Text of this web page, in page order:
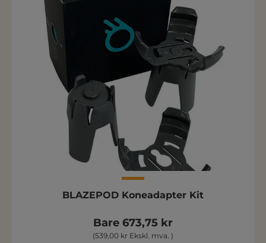
BLAZEPOD Koneadapter Kit
Bare 673,75 kr
(539,00 kr Ekskl. mva. )